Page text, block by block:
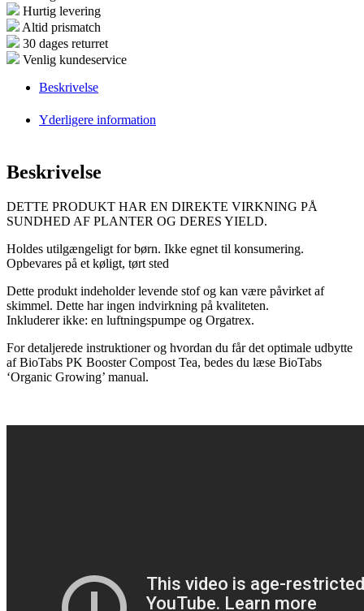
Hurtig levering
Altid prismatch
30 dages returret
Venlig kundeservice
Beskrivelse
Yderligere information
Beskrivelse
DETTE PRODUKT HAR EN DIREKTE VIRKNING PÅ
SUNDHED AF PLANTER OG DERES YIELD.
Holdes utilgængeligt for børn. Ikke egnet til konsumering.
Opbevares på et køligt, tørt sted
Dette produkt indeholder levende stof og kan være påvirket af
skimmel. Dette har ingen indvirkning på kvaliteten.
Inkluderer ikke: en luftningspumpe og Orgatrex.
For detaljerede instruktioner og hvordan du får det optimale udbytte
af BioTabs PK Booster Compost Tea, bedes du læse BioTabs
‘Organic Growing’ manual.